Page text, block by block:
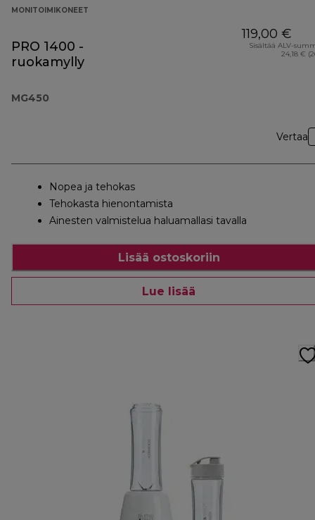
MONITOIMIKONEET
PRO 1400 -
ruokamylly
MG450
119,00 €
Sisältää ALV-
24,18 €
Vertaa
Nopea ja tehokas
Tehokasta hienontamista
Ainesten valmistelua haluamallasi tavalla
Lisää ostoskoriin
Lue lisää